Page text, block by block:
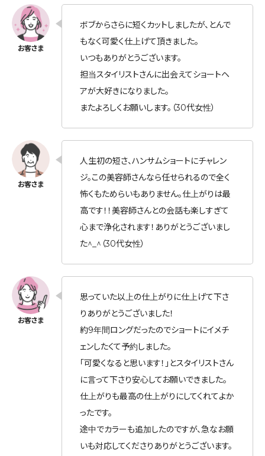
ボブからさらに短くカットしましたが、とんで
もなく可愛く仕上げて頂きました。
いつもありがとうございます。
担当スタイリストさんに出会えてショートヘ
アが大好きになりました。
またよろしくお願いします。（30代女性）
人生初の短さ、ハンサムショートにチャレン
ジ。この美容師さんなら任せられるので全く
怖くもためらいもありません。仕上がりは最
高です！！美容師さんとの会話も楽しすぎて
心まで浄化されます！ありがとうございまし
た^_^（30代女性）
思っていた以上の仕上がりに仕上げて下さ
りありがとうございました！
約9年間ロングだったのでショートにイメチ
ェンしたくて予約しました。
「可愛くなると思います！」とスタイリストさん
に言って下さり安心してお願いできました。
仕上がりも最高の仕上がりにしてくれてよか
ったです。
途中でカラーも追加したのですが、急なお願
いも対応してくださりありがとうございます。